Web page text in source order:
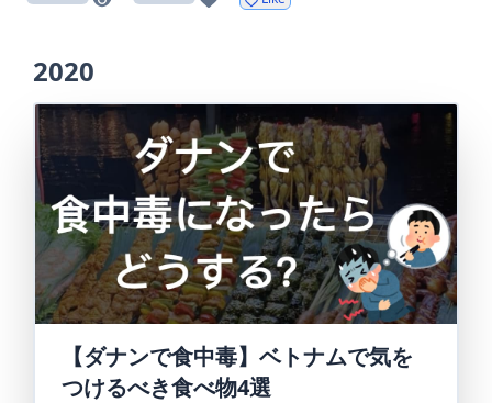
2020
【ダナンで食中毒】ベトナムで気を
つけるべき食べ物4選